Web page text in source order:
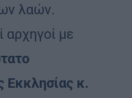
λαών.
αρχηγοί με
Εκκλησίας κ.